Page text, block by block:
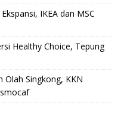
IKEA dan MSC
Healthy Choice, Tepung
Olah Singkong, KKN